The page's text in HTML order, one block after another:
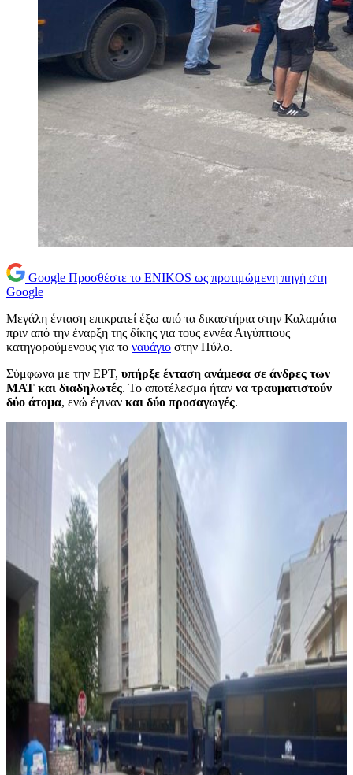
Google Προσθέστε το ENIKOS ως προτιμώμενη πηγή στη
Google
Μεγάλη ένταση επικρατεί έξω από τα δικαστήρια στην Καλαμάτα
πριν από την έναρξη της δίκης για τους εννέα Αιγύπτιους
κατηγορούμενους για το ναυάγιο στην Πύλο.
Σύμφωνα με την ΕΡΤ, υπήρξε ένταση ανάμεσα σε άνδρες των
ΜΑΤ και διαδηλωτές. Το αποτέλεσμα ήταν να τραυματιστούν
δύο άτομα, ενώ έγιναν και δύο προσαγωγές.